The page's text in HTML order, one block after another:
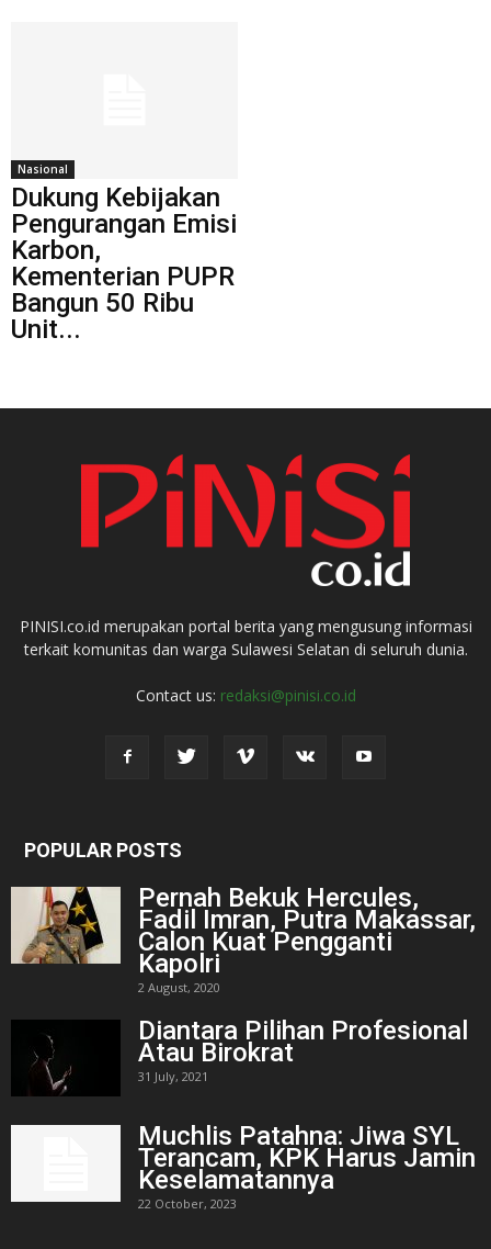
Nasional
Dukung Kebijakan
Pengurangan Emisi
Karbon,
Kementerian PUPR
Bangun 50 Ribu
Unit...
PINISI.co.id merupakan portal berita yang mengusung informasi
terkait komunitas dan warga Sulawesi Selatan di seluruh dunia.
Contact us: redaksi@pinisi.co.id
POPULAR POSTS
Pernah Bekuk Hercules,
Fadil Imran, Putra Makassar,
Calon Kuat Pengganti
Kapolri
2 August, 2020
Diantara Pilihan Profesional
Atau Birokrat
31 July, 2021
Muchlis Patahna: Jiwa SYL
Terancam, KPK Harus Jamin
Keselamatannya
22 October, 2023